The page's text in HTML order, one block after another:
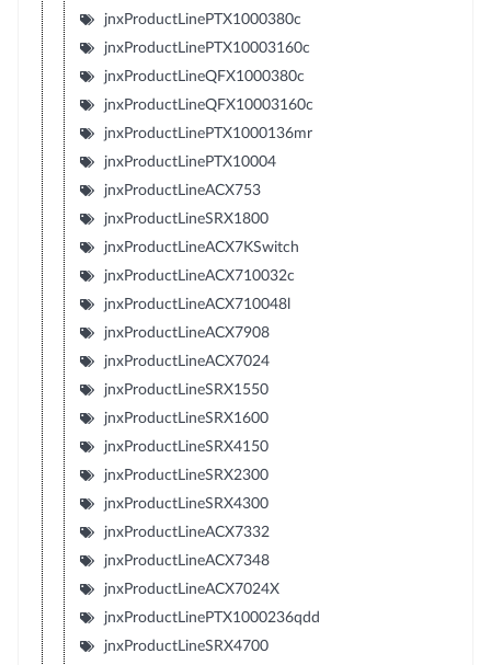
jnxProductLinePTX1000380c
jnxProductLinePTX10003160c
jnxProductLineQFX1000380c
jnxProductLineQFX10003160c
jnxProductLinePTX1000136mr
jnxProductLinePTX10004
jnxProductLineACX753
jnxProductLineSRX1800
jnxProductLineACX7KSwitch
jnxProductLineACX710032c
jnxProductLineACX710048l
jnxProductLineACX7908
jnxProductLineACX7024
jnxProductLineSRX1550
jnxProductLineSRX1600
jnxProductLineSRX4150
jnxProductLineSRX2300
jnxProductLineSRX4300
jnxProductLineACX7332
jnxProductLineACX7348
jnxProductLineACX7024X
jnxProductLinePTX1000236qdd
jnxProductLineSRX4700